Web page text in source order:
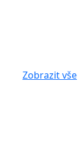
Zobrazit vše